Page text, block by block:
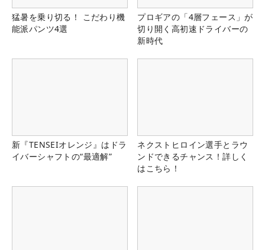
猛暑を乗り切る！ こだわり機
能派パンツ4選
プロギアの「4層フェース」が
切り開く高初速ドライバーの
新時代
新『TENSEIオレンジ』はドラ
イバーシャフトの“最適解”
ネクストヒロイン選手とラウ
ンドできるチャンス！詳しく
はこちら！